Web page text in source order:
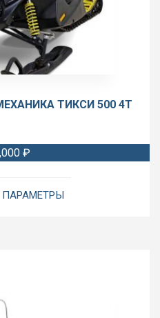
ТИКСИ 500 4T
₽
ПАРАМЕТРЫ